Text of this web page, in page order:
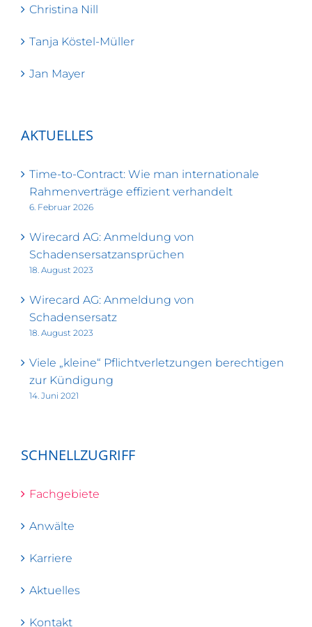
Christina Nill
Tanja Köstel-Müller
Jan Mayer
AKTUELLES
Time-to-Contract: Wie man internationale
Rahmenverträge effizient verhandelt
6. Februar 2026
Wirecard AG: Anmeldung von
Schadensersatzansprüchen
18. August 2023
Wirecard AG: Anmeldung von
Schadensersatz
18. August 2023
Viele „kleine“ Pflichtverletzungen berechtigen
zur Kündigung
14. Juni 2021
SCHNELLZUGRIFF
Fachgebiete
Anwälte
Karriere
Aktuelles
Kontakt